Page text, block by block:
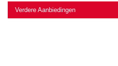
Verdere Aanbiedingen